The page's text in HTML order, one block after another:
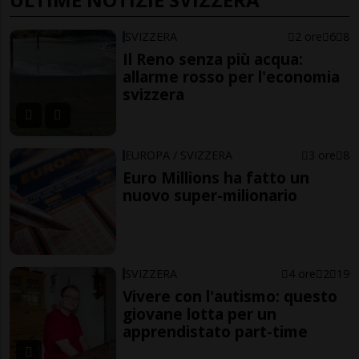
SVIZZERA 2 ore 6 8
Il Reno senza più acqua:
allarme rosso per l'economia
svizzera
EUROPA / SVIZZERA 3 ore 8
Euro Millions ha fatto un
nuovo super-milionario
SVIZZERA 4 ore 2 19
Vivere con l'autismo: questo
giovane lotta per un
apprendistato part-time